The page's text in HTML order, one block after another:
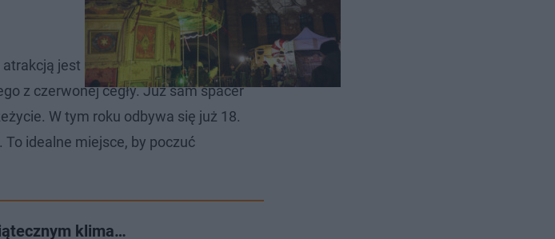
jest samo miejsce. Jarmark na
z czerwonej cegły. Już sam spacer
W tym roku odbywa się już 18.
idealne miejsce, by poczuć
klima…